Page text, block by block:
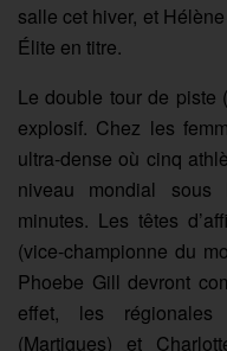
salle cet hiver, et
Élite en titre.
Le double tour de piste
explosif. Chez les
ultra-dense où cinq
niveau mondial
minutes. Les têtes
(vice-championne du
Phoebe Gill devront
effet, les régionales
(Martigues) et